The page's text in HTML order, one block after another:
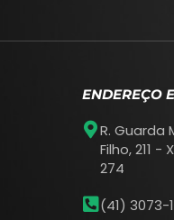
ENDEREÇO
R. Guarda
Filho, 211 -
274
(41) 3073-